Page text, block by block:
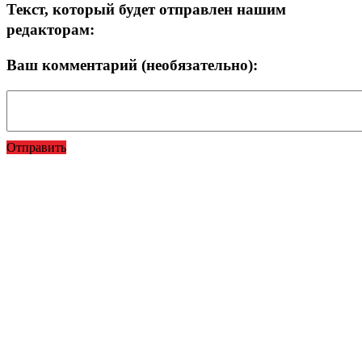
Текст, который будет отправлен нашим
редакторам:
Ваш комментарий (необязательно):
Отправить